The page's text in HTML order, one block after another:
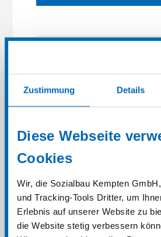
Zustimmung Details
Diese Webseite
Cookies
Wir, die Sozialbau Kempten
und Tracking-Tools Dritter, um
Erlebnis auf unserer Website zu
die Website stetig verbessern
Lage:
ein paar Gehminuten sind die Iller,
Fußgängerzone mit zahlreichen
Rathausplatz in erreichbar. In
Nachbarschaft befinden sich
Restaurants und Kneipen.